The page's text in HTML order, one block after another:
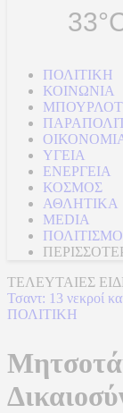
ΠΟΛΙΤΙΚΗ
ΚΟΙΝΩΝΙΑ
ΥΓΕΙΑ
ΕΝΕΡΓΕΙΑ
ΚΟΣΜΟΣ
ΑΘΛΗΤΙΚΑ
MEDIA
ΤΕΛΕΥΤΑΙΕΣ
Τσαντ: 13 νεκροί
ΠΟΛΙΤΙΚΗ